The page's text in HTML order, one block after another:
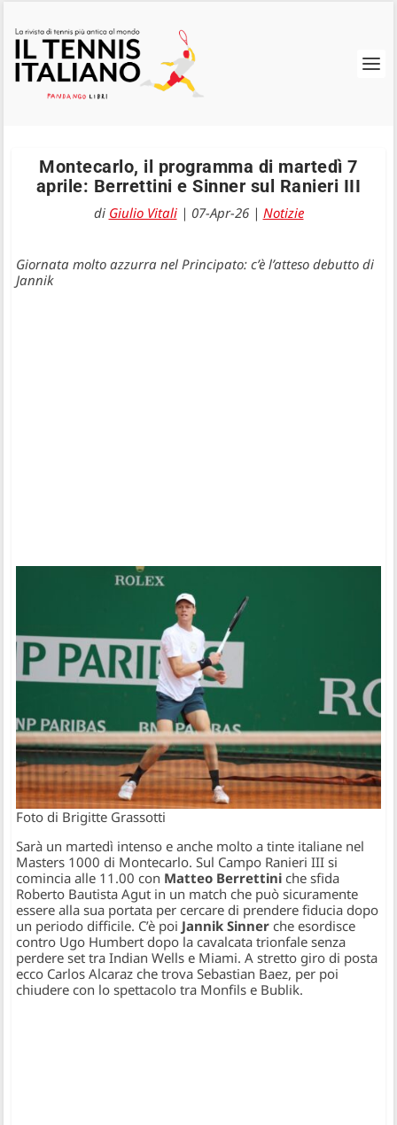
Montecarlo, il programma di martedì 7
aprile: Berrettini e Sinner sul Ranieri III
di Giulio Vitali| 07-Apr-26| Notizie
Giornata molto azzurra nel Principato: c’è l’atteso debutto di
Jannik
Foto di Brigitte Grassotti
Sarà un martedì intenso e anche molto a tinte italiane nel
Masters 1000 di Montecarlo. Sul Campo Ranieri III si
comincia alle 11.00 con Matteo Berrettini che sfida
Roberto Bautista Agut in un match che può sicuramente
essere alla sua portata per cercare di prendere fiducia dopo
un periodo difficile. C’è poi Jannik Sinner che esordisce
contro Ugo Humbert dopo la cavalcata trionfale senza
perdere set tra Indian Wells e Miami. A stretto giro di posta
ecco Carlos Alcaraz che trova Sebastian Baez, per poi
chiudere con lo spettacolo tra Monfils e Bublik.